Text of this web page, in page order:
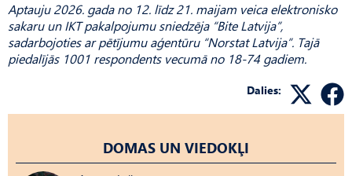
Aptauju 2026. gada no 12. līdz 21. maijam veica elektronisko
sakaru un IKT pakalpojumu sniedzēja “Bite Latvija”,
sadarbojoties ar pētījumu aģentūru “Norstat Latvija”. Tajā
piedalījās 1001 respondents vecumā no 18-74 gadiem.
Dalies:
DOMAS UN VIEDOKĻI